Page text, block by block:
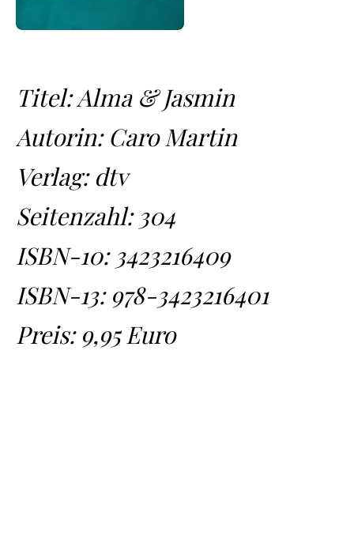
Titel: Alma & Jasmin
Autorin: Caro Martin
Verlag: dtv
Seitenzahl: 304
ISBN-10: 3423216409
ISBN-13: 978-3423216401
Preis: 9,95 Euro